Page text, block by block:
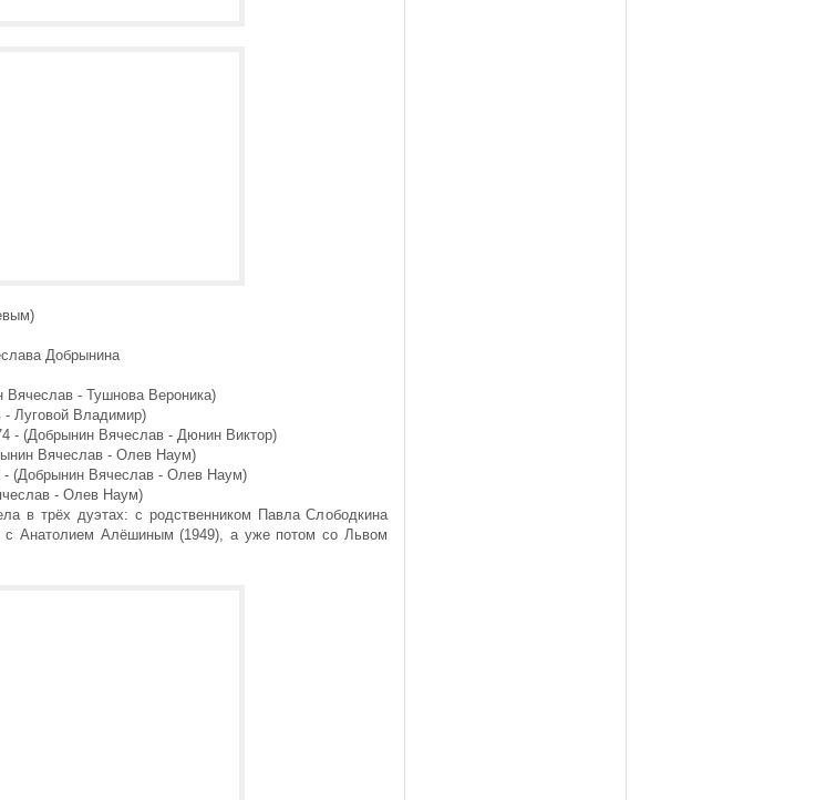
Добрынина
- Тушнова Вероника)
- Луговой Владимир)
- (Добрынин Вячеслав - Дюнин Виктор)
Вячеслав - Олев Наум)
(Добрынин Вячеслав - Олев Наум)
- Олев Наум)
в трёх дуэтах: с родственником Павла Слободкина
Анатолием Алёшиным (1949), а уже потом со Львом